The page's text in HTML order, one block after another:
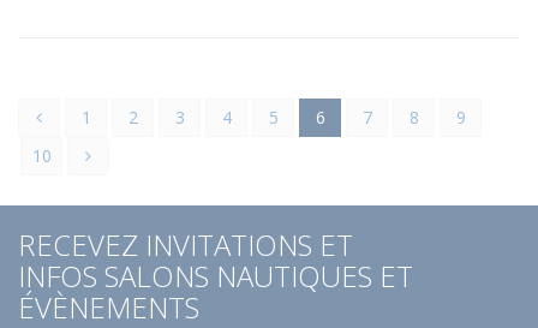
1 2 3 4 5 6 7 8
9
10
RECEVEZ INVITATIONS ET
INFOS SALONS NAUTIQUES ET
ÉVÈNEMENTS